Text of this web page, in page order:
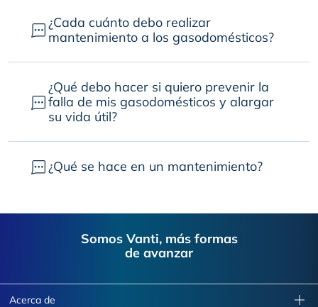
¿Cada cuánto debo realizar
mantenimiento a los gasodomésticos?
¿Qué debo hacer si quiero prevenir la
falla de mis gasodomésticos y alargar
su vida útil?
¿Qué se hace en un mantenimiento?
Somos Vanti, más formas
de avanzar
Acerca de